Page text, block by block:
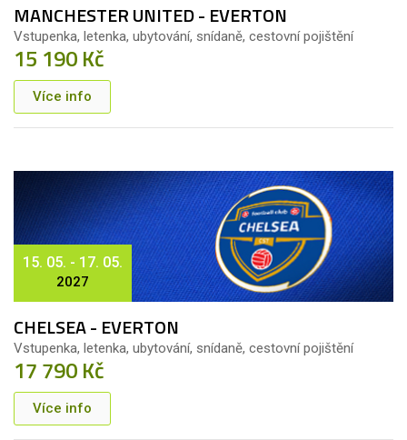
MANCHESTER UNITED - EVERTON
Vstupenka, letenka, ubytování, snídaně, cestovní pojištění
15 190 Kč
Více info
15. 05. - 17. 05.
2027
CHELSEA - EVERTON
Vstupenka, letenka, ubytování, snídaně, cestovní pojištění
17 790 Kč
Více info